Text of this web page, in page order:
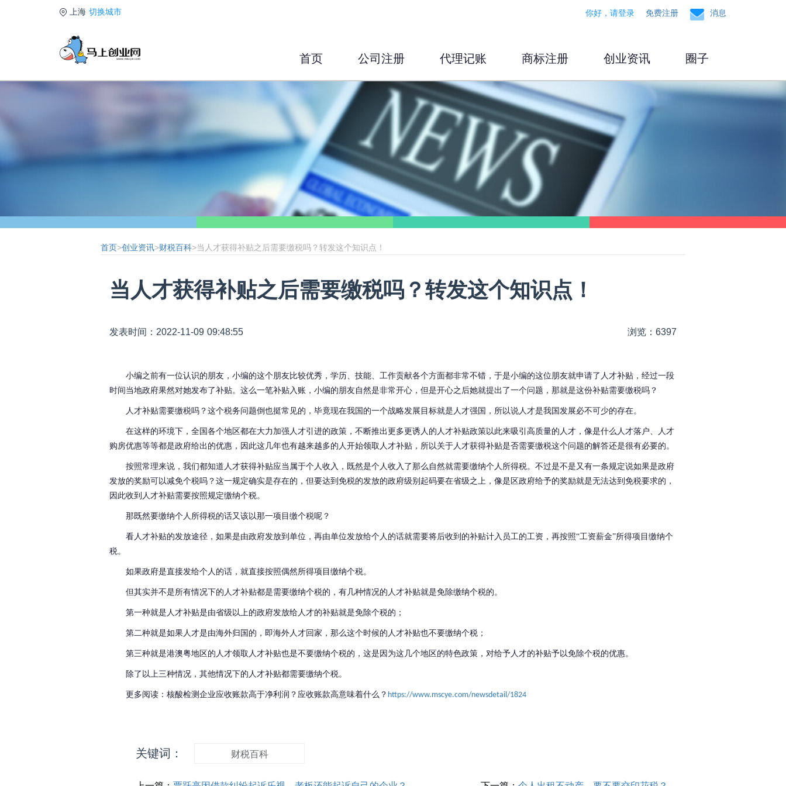
上海 切换城市 你好，请登录 免费注册 消息
首页 公司注册 代理记账 商标注册 创业资讯 圈子
首页>创业资讯>财税百科>当人才获得补贴之后需要缴税吗？转发这个知识点！
当人才获得补贴之后需要缴税吗？转发这个知识点！
发表时间：2022-11-09 09:48:55 浏览：6397
小编之前有一位认识的朋友，小编的这个朋友比较优秀，学历、技能、工作贡献各个方面都非常不错，于是小编的这位朋友就申请了人才补贴，经过一段
时间当地政府果然对她发布了补贴。这么一笔补贴入账，小编的朋友自然是非常开心，但是开心之后她就提出了一个问题，那就是这份补贴需要缴税吗？
人才补贴需要缴税吗？这个税务问题倒也挺常见的，毕竟现在我国的一个战略发展目标就是人才强国，所以说人才是我国发展必不可少的存在。
在这样的环境下，全国各个地区都在大力加强人才引进的政策，不断推出更多更诱人的人才补贴政策以此来吸引高质量的人才，像是什么人才落户、人才
购房优惠等等都是政府给出的优惠，因此这几年也有越来越多的人开始领取人才补贴，所以关于人才获得补贴是否需要缴税这个问题的解答还是很有必要的。
按照常理来说，我们都知道人才获得补贴应当属于个人收入，既然是个人收入了那么自然就需要缴纳个人所得税。不过是不是又有一条规定说如果是政府
发放的奖励可以减免个税吗？这一规定确实是存在的，但要达到免税的发放的政府级别起码要在省级之上，像是区政府给予的奖励就是无法达到免税要求的，
因此收到人才补贴需要按照规定缴纳个税。
那既然要缴纳个人所得税的话又该以那一项目缴个税呢？
看人才补贴的发放途径，如果是由政府发放到单位，再由单位发放给个人的话就需要将后收到的补贴计入员工的工资，再按照“工资薪金”所得项目缴纳个
税。
如果政府是直接发给个人的话，就直接按照偶然所得项目缴纳个税。
但其实并不是所有情况下的人才补贴都是需要缴纳个税的，有几种情况的人才补贴就是免除缴纳个税的。
第一种就是人才补贴是由省级以上的政府发放给人才的补贴就是免除个税的；
第二种就是如果人才是由海外归国的，即海外人才回家，那么这个时候的人才补贴也不要缴纳个税；
第三种就是港澳粤地区的人才领取人才补贴也是不要缴纳个税的，这是因为这几个地区的特色政策，对给予人才的补贴予以免除个税的优惠。
除了以上三种情况，其他情况下的人才补贴都需要缴纳个税。
更多阅读：核酸检测企业应收账款高于净利润？应收账款高意味着什么？ https://www.mscye.com/newsdetail/1824
关键词： 财税百科